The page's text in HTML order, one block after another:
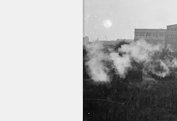
verlag
verlag
veranstaltungen
shop
fragen & hilfe